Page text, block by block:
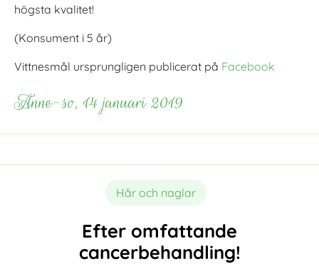
högsta kvalitet!
(Konsument i 5 år)
Vittnesmål ursprungligen publicerat på Facebook
Anne-so, 14 januari 2019
Hår och naglar
Efter omfattande
cancerbehandling!